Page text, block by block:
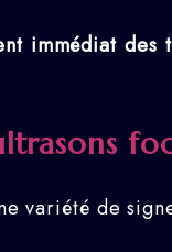
immédiat des
variété de